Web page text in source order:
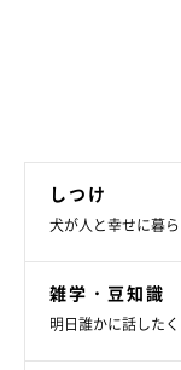
品種・年齢・身体
養ニーズが異なる
しつけ
犬が人と幸せに暮
雑学・豆知識
明日誰かに話した